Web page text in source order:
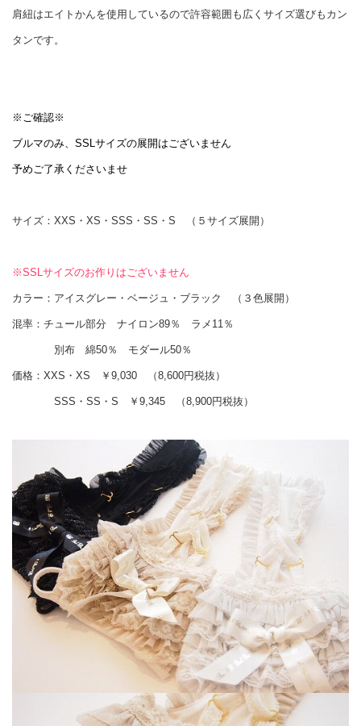
肩紐はエイトかんを使用しているので許容範囲も広くサイズ選びもカン
タンです。
※ご確認※
ブルマのみ、SSLサイズの展開はございません
予めご了承くださいませ
サイズ：XXS・XS・SSS・SS・S （５サイズ展開）
※SSLサイズのお作りはございません
カラー：アイスグレー・ベージュ・ブラック （３色展開）
混率：チュール部分 ナイロン89％ ラメ11％
別布 綿50％ モダール50％
価格：XXS・XS ￥9,030 （8,600円税抜）
SSS・SS・S ￥9,345 （8,900円税抜）